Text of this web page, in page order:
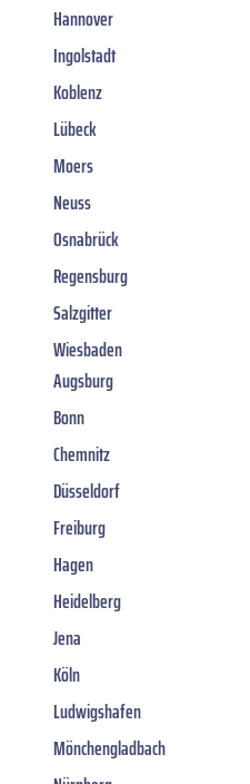
Hannover
Ingolstadt
Koblenz
Lübeck
Moers
Neuss
Osnabrück
Regensburg
Salzgitter
Wiesbaden
Augsburg
Bonn
Chemnitz
Düsseldorf
Freiburg
Hagen
Heidelberg
Jena
Köln
Ludwigshafen
Mönchengladbach